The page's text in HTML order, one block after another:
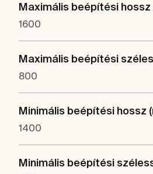
Maximális beépítési hossz
1600
Maximális beépítési
800
Minimális beépítési hossz
1400
Minimális beépítési